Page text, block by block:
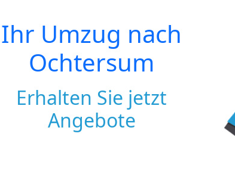
Ihr Umzug nach
Ochtersum
Erhalten Sie jetzt
Angebote